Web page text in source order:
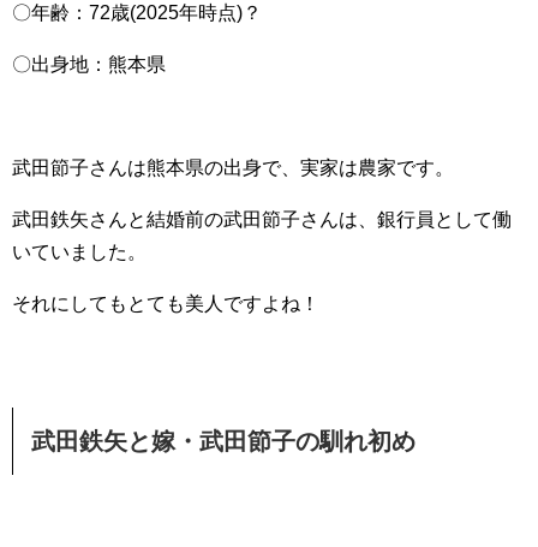
〇年齢：72歳(2025年時点)？
〇出身地：熊本県
武田節子さんは熊本県の出身で、実家は農家です。
武田鉄矢さんと結婚前の武田節子さんは、銀行員として働
いていました。
それにしてもとても美人ですよね！
武田鉄矢と嫁・武田節子の馴れ初め